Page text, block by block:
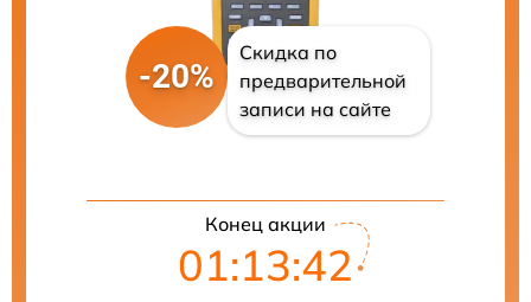
-20%
Скидка по
предварительной
записи на сайте
Конец акции
01:13:41